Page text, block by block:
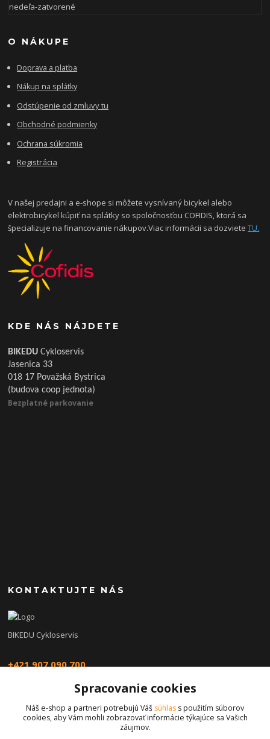
nedeľa-zatvorené
O NÁKUPE
Doprava a platba
Nákup na splátky
Odstúpenie od zmluvy tu
Obchodné podmienky
Ochrana súkromia
Registrácia
V našej predajni a e-shope si môžete vysnívaný bicykel alebo
elektrobicykel kúpiť na splátky so spoločnosťou COFIDIS, ktorá sa
špecializuje na financovanie nákupov.Viac informácii sa dozvieteTU.
KDE NÁS NÁJDETE
BIKEDUCykloservis
Jasenica 33
018 17 Považská Bystrica
(budova coop jednota)
Bezplatné parkovanie
KONTAKTUJTE NÁS
BIKEDU Cykloservis
+421 907 090 700
eshop@bikedu.sk
Spracovanie cookies
Náš e-shop a partneri potrebujú Váš súhlas s použitím súborov
cookies, aby Vám mohli zobrazovať informácie týkajúce sa Vašich
záujmov.